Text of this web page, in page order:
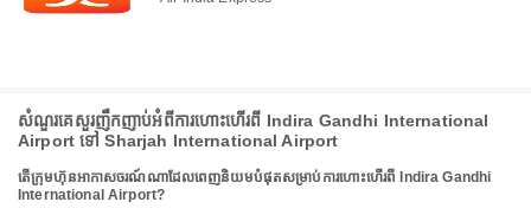
សំណួរគេសួរញឹកញាប់អំពីការហោះហើរពី Indira Gandhi International
Airport ទៅ Sharjah International Airport
តើក្រុមហ៊ុនអាកាសចរណ៍ណាដែលពេញនិយមបំផុតសម្រាប់ការហោះហើរពី Indira Gandhi
International Airport?